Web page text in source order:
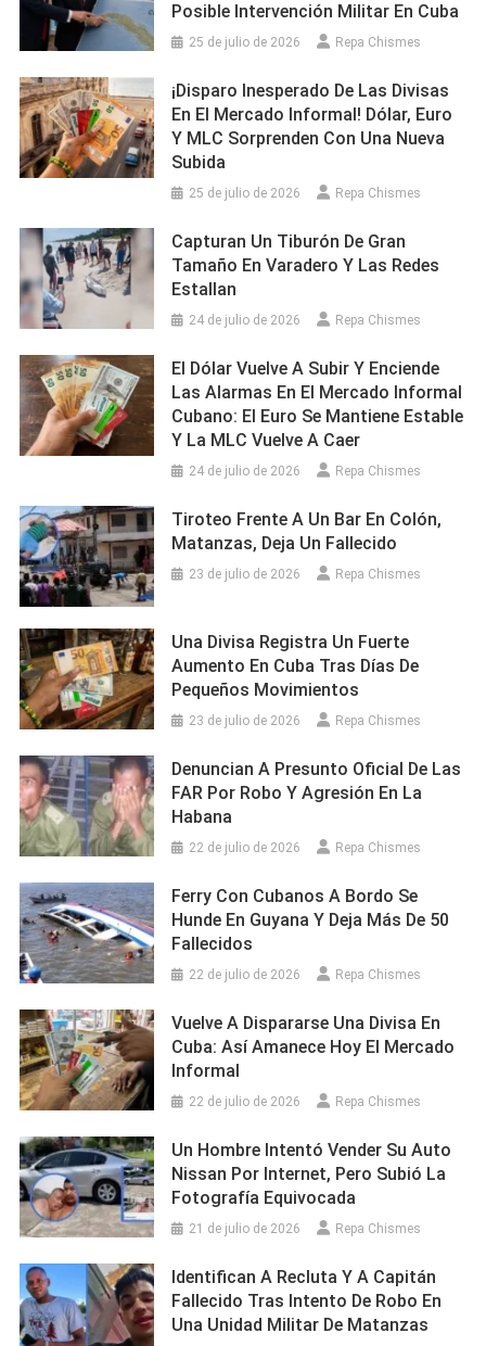
Posible Intervención Militar En Cuba
25 de julio de 2026 Repa Chismes
¡Disparo Inesperado De Las Divisas
En El Mercado Informal! Dólar, Euro
Y MLC Sorprenden Con Una Nueva
Subida
25 de julio de 2026 Repa Chismes
Capturan Un Tiburón De Gran
Tamaño En Varadero Y Las Redes
Estallan
24 de julio de 2026 Repa Chismes
El Dólar Vuelve A Subir Y Enciende
Las Alarmas En El Mercado Informal
Cubano: El Euro Se Mantiene Estable
Y La MLC Vuelve A Caer
24 de julio de 2026 Repa Chismes
Tiroteo Frente A Un Bar En Colón,
Matanzas, Deja Un Fallecido
23 de julio de 2026 Repa Chismes
Una Divisa Registra Un Fuerte
Aumento En Cuba Tras Días De
Pequeños Movimientos
23 de julio de 2026 Repa Chismes
Denuncian A Presunto Oficial De Las
FAR Por Robo Y Agresión En La
Habana
22 de julio de 2026 Repa Chismes
Ferry Con Cubanos A Bordo Se
Hunde En Guyana Y Deja Más De 50
Fallecidos
22 de julio de 2026 Repa Chismes
Vuelve A Dispararse Una Divisa En
Cuba: Así Amanece Hoy El Mercado
Informal
22 de julio de 2026 Repa Chismes
Un Hombre Intentó Vender Su Auto
Nissan Por Internet, Pero Subió La
Fotografía Equivocada
21 de julio de 2026 Repa Chismes
Identifican A Recluta Y A Capitán
Fallecido Tras Intento De Robo En
Una Unidad Militar De Matanzas